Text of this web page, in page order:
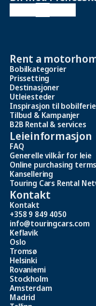
Rent a
Bobilkategorier
Prissetting
Destinasjoner
Utleiesteder
Inspirasjon til bobilferie
Tilbud & Kampanjer
B2B Rental & services
Leieinformasjon
FAQ
Generelle vilkår for leie
Online purchasing terms
Kansellering
Touring Cars Rental
Kontakt
Kontakt
+358 9 849 4050
info@touringcars.com
Keflavik
Oslo
Tromsø
Helsinki
Rovaniemi
Stockholm
Amsterdam
Madrid